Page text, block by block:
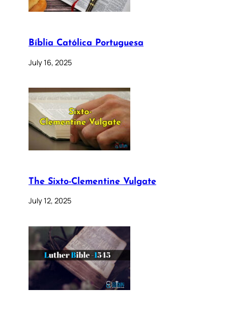
Bíblia Católica Portuguesa
July 16, 2025
The Sixto-Clementine Vulgate
July 12, 2025